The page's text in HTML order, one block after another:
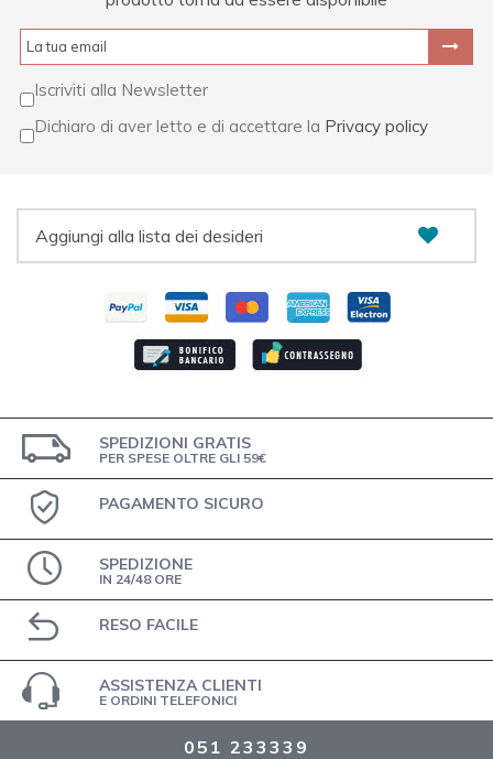
Iscriviti alla Newsletter
Dichiaro di aver letto e di accettare la Privacy policy
Aggiungi alla lista dei desideri
SPEDIZIONI GRATIS
PER SPESE OLTRE GLI 59€
PAGAMENTO SICURO
SPEDIZIONE
IN 24/48 ORE
RESO FACILE
ASSISTENZA CLIENTI
E ORDINI TELEFONICI
051 233339